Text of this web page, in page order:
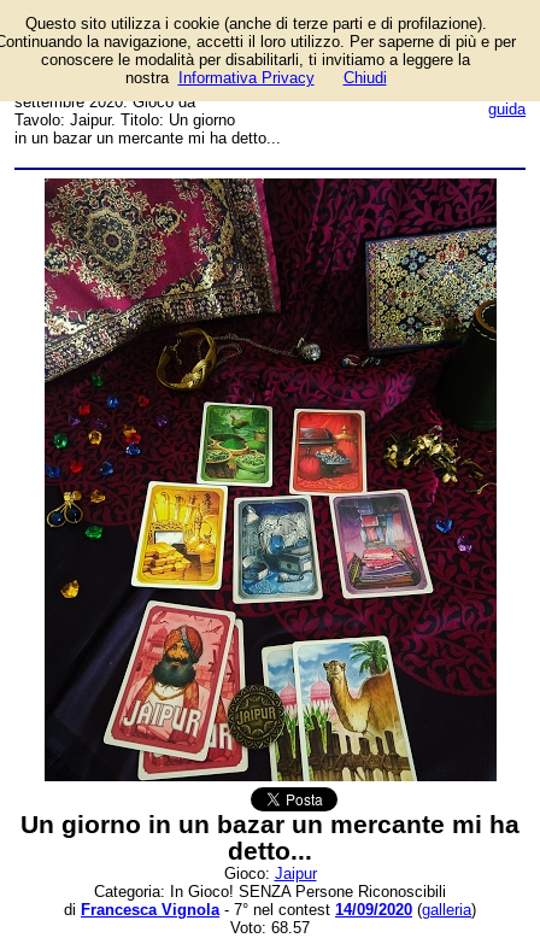
guida
Foto dell'autore Francesca
Vignola candidata al contest
fotografico su FotoGiochi.
Data inserimento: lunedì 14
settembre 2020. Gioco da
Tavolo: Jaipur. Titolo: Un giorno
in un bazar un mercante mi ha detto...
Un giorno in un bazar un mercante mi ha
detto...
Gioco: Jaipur
Categoria: In Gioco! SENZA Persone Riconoscibili
di Francesca Vignola - 7° nel contest 14/09/2020 (galleria)
Voto: 68.57
Questo sito utilizza i cookie (anche di terze parti e di profilazione).
la navigazione, accetti il loro utilizzo. Per saperne di più e per
conoscere le modalità per disabilitarli, ti invitiamo a leggere la
nostra
Informativa Privacy Chiudi